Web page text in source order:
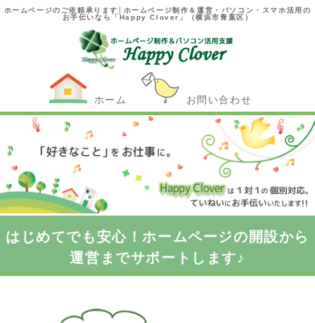
ホームページのご依頼承ります│ホームページ制作＆運営・パソコン・スマホ活用の
お手伝いなら「Happy Clover」（横浜市青葉区）
ホーム お問い合わせ
はじめてでも安心！ホームページの開設から
運営までサポートします♪